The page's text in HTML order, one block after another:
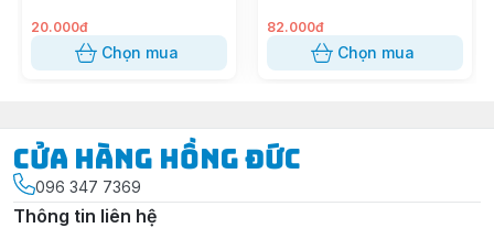
20.000đ
Chọn mua
82.000đ
Chọn mua
Cửa Hàng Hồng Đức
096 347 7369
Thông tin liên hệ